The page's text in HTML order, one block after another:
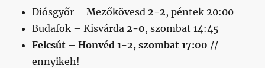
Diósgyőr – Mezőkövesd2-2, péntek 20:00
Budafok – Kisvárda2-0, szombat 14:45
Felcsút – Honvéd 1-2, szombat 17:00 //
ennyikeh!